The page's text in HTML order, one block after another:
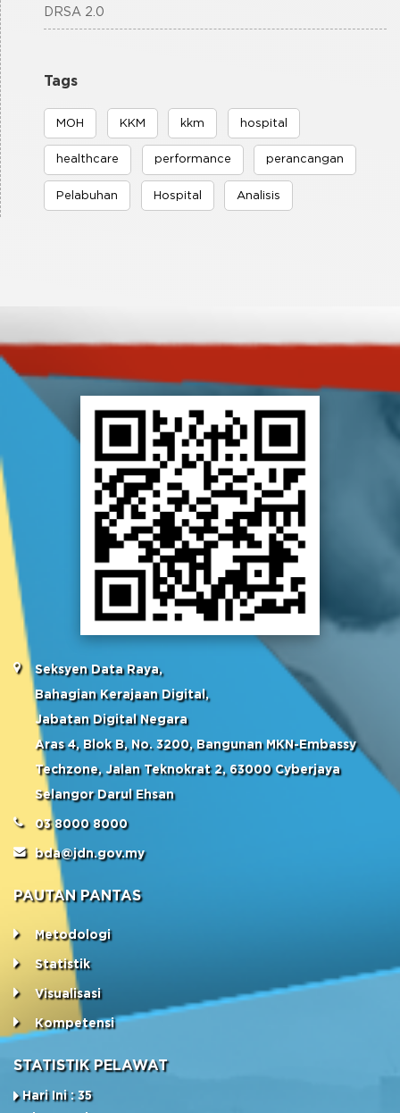
DRSA 2.0
Tags
MOH KKM kkm hospital
healthcare performance perancangan
Pelabuhan Hospital Analisis
Seksyen Data Raya,
Bahagian Kerajaan Digital,
Jabatan Digital Negara
Aras 4, Blok B, No. 3200, Bangunan MKN-Embassy
Techzone, Jalan Teknokrat 2, 63000 Cyberjaya
Selangor Darul Ehsan
03 8000 8000
bda@jdn.gov.my
PAUTAN PANTAS
Metodologi
Statistik
Visualisasi
Kompetensi
STATISTIK PELAWAT
Hari Ini : 35